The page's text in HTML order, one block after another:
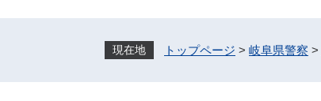
トップページ > 岐阜県警察 >